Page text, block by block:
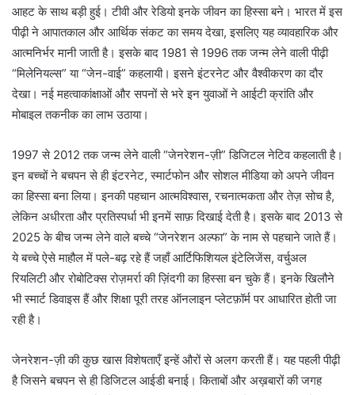
आहट के साथ बड़ी हुई। टीवी और रेडियो इनके जीवन का हिस्सा बने। भारत में इस
पीढ़ी ने आपातकाल और आर्थिक संकट का समय देखा, इसलिए यह व्यावहारिक और
आत्मनिर्भर मानी जाती है। इसके बाद 1981 से 1996 तक जन्म लेने वाली पीढ़ी
“मिलेनियल्स” या “जेन-वाई” कहलायी। इसने इंटरनेट और वैश्वीकरण का दौर
देखा। नई महत्वाकांक्षाओं और सपनों से भरे इन युवाओं ने आईटी क्रांति और
मोबाइल तकनीक का लाभ उठाया।
1997 से 2012 तक जन्म लेने वाली “जेनरेशन-ज़ी” डिजिटल नेटिव कहलाती है।
इन बच्चों ने बचपन से ही इंटरनेट, स्मार्टफोन और सोशल मीडिया को अपने जीवन
का हिस्सा बना लिया। इनकी पहचान आत्मविश्वास, रचनात्मकता और तेज़ सोच है,
लेकिन अधीरता और प्रतिस्पर्धा भी इनमें साफ़ दिखाई देती है। इसके बाद 2013 से
2025 के बीच जन्म लेने वाले बच्चे “जेनरेशन अल्फा” के नाम से पहचाने जाते हैं।
ये बच्चे ऐसे माहौल में पले-बढ़ रहे हैं जहाँ आर्टिफिशियल इंटेलिजेंस, वर्चुअल
रियलिटी और रोबोटिक्स रोज़मर्रा की ज़िंदगी का हिस्सा बन चुके हैं। इनके खिलौने
भी स्मार्ट डिवाइस हैं और शिक्षा पूरी तरह ऑनलाइन प्लेटफ़ॉर्म पर आधारित होती जा
रही है।
जेनरेशन-ज़ी की कुछ खास विशेषताएँ इन्हें औरों से अलग करती हैं। यह पहली पीढ़ी
है जिसने बचपन से ही डिजिटल आईडी बनाई। किताबों और अख़बारों की जगह